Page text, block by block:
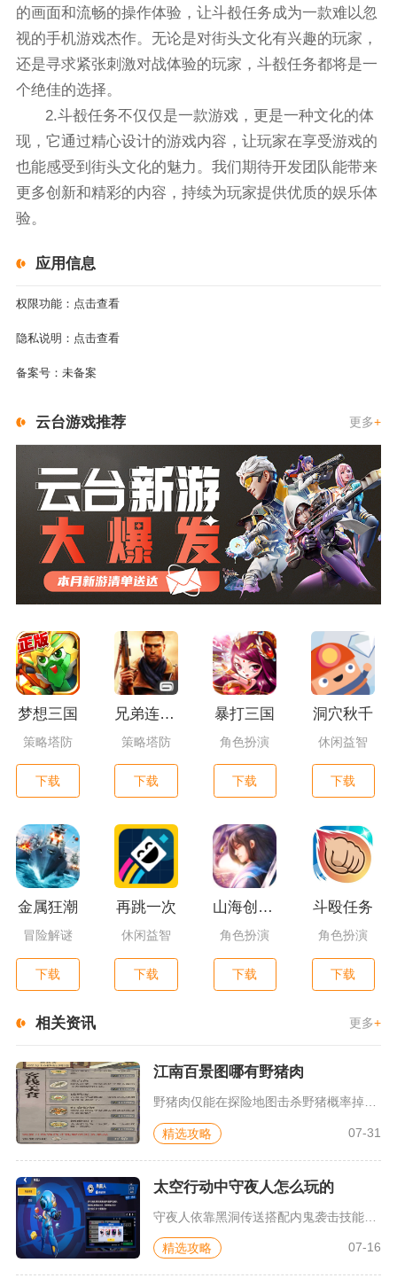
的画面和流畅的操作体验，让斗殾任务成为一款难以忽
视的手机游戏杰作。无论是对街头文化有兴趣的玩家，
还是寻求紧张刺激对战体验的玩家，斗殾任务都将是一
个绝佳的选择。
2.斗殾任务不仅仅是一款游戏，更是一种文化的体
现，它通过精心设计的游戏内容，让玩家在享受游戏的
也能感受到街头文化的魅力。我们期待开发团队能带来
更多创新和精彩的内容，持续为玩家提供优质的娱乐体
验。
应用信息
权限功能： 点击查看
隐私说明： 点击查看
备案号： 未备案
云台游戏推荐 更多+
梦想三国
策略塔防
下载
兄弟连3：战争之子
策略塔防
下载
暴打三国
角色扮演
下载
洞穴秋千
休闲益智
下载
金属狂潮
冒险解谜
下载
再跳一次
休闲益智
下载
山海创世录一剑天逆
角色扮演
下载
斗殴任务
角色扮演
下载
相关资讯 更多+
江南百景图哪有野猪肉
野猪肉仅能在探险地图击杀野猪概率掉落，刷取效率最高的点位为应...
精选攻略 07-31
太空行动中守夜人怎么玩的
守夜人依靠黑洞传送搭配内鬼袭击技能，可灵活控图、快速转点，是...
精选攻略 07-16